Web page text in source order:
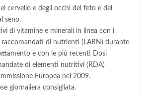
cervello e degli occhi del feto e del
seno.
di vitamine e minerali in linea con i
raccomandati di nutrienti (LARN) durante
e con le più recenti Dosi
di elementi nutritivi (RDA)
Europea nel 2009.
giornaliera consigliata.